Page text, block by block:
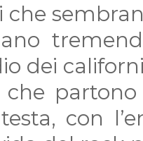
che
dei
che
con